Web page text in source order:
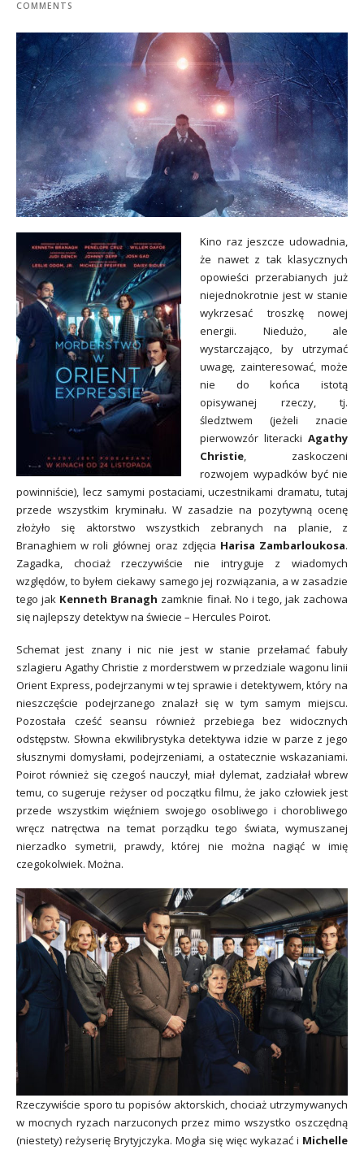
COMMENTS
Kino raz jeszcze udowadnia,
że nawet z tak klasycznych
opowieści przerabianych już
niejednokrotnie jest w stanie
wykrzesać troszkę nowej
energii. Niedużo, ale
wystarczająco, by utrzymać
uwagę, zainteresować, może
nie do końca istotą
opisywanej rzeczy, tj.
śledztwem (jeżeli znacie
pierwowzór literacki Agathy
Christie, zaskoczeni
rozwojem wypadków być nie
powinniście), lecz samymi postaciami, uczestnikami dramatu, tutaj
przede wszystkim kryminału. W zasadzie na pozytywną ocenę
złożyło się aktorstwo wszystkich zebranych na planie, z
Branaghiem w roli głównej oraz zdjęcia Harisa Zambarloukosa.
Zagadka, chociaż rzeczywiście nie intryguje z wiadomych
względów, to byłem ciekawy samego jej rozwiązania, a w zasadzie
tego jak Kenneth Branagh zamknie finał. No i tego, jak zachowa
się najlepszy detektyw na świecie – Hercules Poirot.
Schemat jest znany i nic nie jest w stanie przełamać fabuły
szlagieru Agathy Christie z morderstwem w przedziale wagonu linii
Orient Express, podejrzanymi w tej sprawie i detektywem, który na
nieszczęście podejrzanego znalazł się w tym samym miejscu.
Pozostała cześć seansu również przebiega bez widocznych
odstępstw. Słowna ekwilibrystyka detektywa idzie w parze z jego
słusznymi domysłami, podejrzeniami, a ostatecznie wskazaniami.
Poirot również się czegoś nauczył, miał dylemat, zadziałał wbrew
temu, co sugeruje reżyser od początku filmu, że jako człowiek jest
przede wszystkim więźniem swojego osobliwego i chorobliwego
wręcz natręctwa na temat porządku tego świata, wymuszanej
nierzadko symetrii, prawdy, której nie można nagiąć w imię
czegokolwiek. Można.
Rzeczywiście sporo tu popisów aktorskich, chociaż utrzymywanych
w mocnych ryzach narzuconych przez mimo wszystko oszczędną
(niestety) reżyserię Brytyjczyka. Mogła się więc wykazać i Michelle